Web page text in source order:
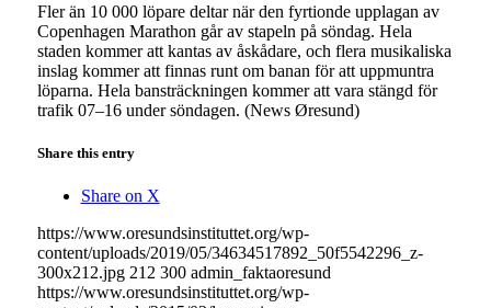
Fler än 10 000 löpare deltar när den fyrtionde upplagan av
Copenhagen Marathon går av stapeln på söndag. Hela
staden kommer att kantas av åskådare, och flera musikaliska
inslag kommer att finnas runt om banan för att uppmuntra
löparna. Hela bansträckningen kommer att vara stängd för
trafik 07–16 under söndagen. (News Øresund)
Share this entry
Share on X
https://www.oresundsinstituttet.org/wp-
content/uploads/2019/05/34634517892_50f5542296_z-
300x212.jpg 212 300 admin_faktaoresund
https://www.oresundsinstituttet.org/wp-